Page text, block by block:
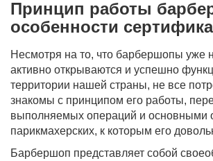
Принцип работы
особенности
Несмотря на то, что барбершопы уже
активно открываются и успешно
территории нашей страны, не все
знакомы с принципом его работы,
выполняемых операций и основными
парикмахерских, к которым его
Барбершоп представляет собой